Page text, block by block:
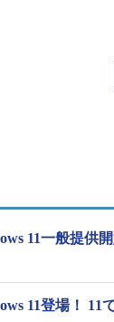
11一般提供
11登場！ 11